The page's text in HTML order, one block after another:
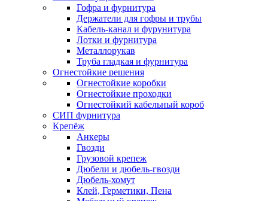
Гофра и фурнитура
Держатели для гофры и трубы
Кабель-канал и фурунитура
Лотки и фурнитура
Металлорукав
Труба гладкая и фурнитура
Огнестойкие решения
Огнестойкие коробки
Огнестойкие проходки
Огнестойкий кабельный короб
СИП фурнитура
Крепёж
Анкеры
Гвозди
Грузовой крепеж
Дюбели и дюбель-гвозди
Дюбель-хомут
Клей, Герметики, Пена